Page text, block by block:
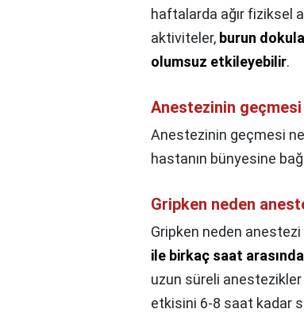
haftalarda ağır fiziksel
aktiviteler, burun
olumsuz etkileyebilir.
Anestezinin
Anestezinin geçmesi
hastanın bünyesine
Gripken neden
Gripken neden anestezi
ile birkaç saat arasında
uzun süreli
etkisini 6-8 saat kadar